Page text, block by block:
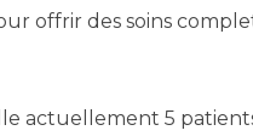
offrir des soins
actuellement 5